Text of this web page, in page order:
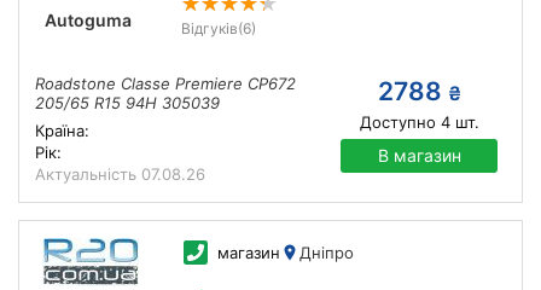
Autoguma Відгуків(6)
Roadstone Classe Premiere CP672
205/65 R15 94H 305039
Країна:
Рік:
Актуальність 07.08.26
2788 ₴
Доступно 4шт.
В магазин
магазин Дніпро